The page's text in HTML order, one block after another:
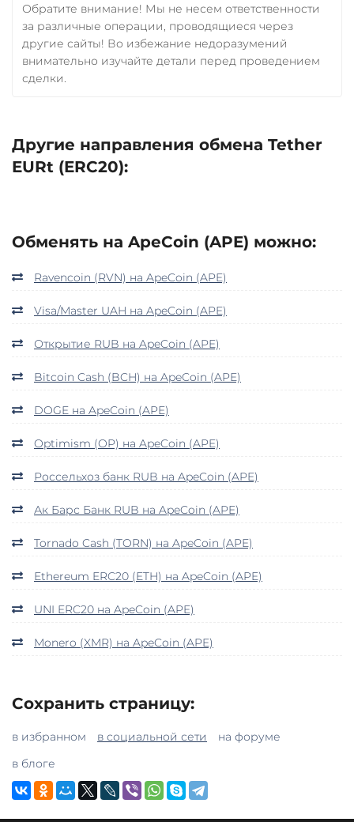
Обратите внимание! Мы не несем ответственности
за различные операции, проводящиеся через
другие сайты! Во избежание недоразумений
внимательно изучайте детали перед проведением
сделки.
Другие направления обмена Tether
EURt (ERC20):
Обменять на ApeCoin (APE) можно:
Ravencoin (RVN) на ApeCoin (APE)
Visa/Master UAH на ApeCoin (APE)
Открытие RUB на ApeCoin (APE)
Bitcoin Cash (BCH) на ApeCoin (APE)
DOGE на ApeCoin (APE)
Optimism (OP) на ApeCoin (APE)
Россельхоз банк RUB на ApeCoin (APE)
Ак Барс Банк RUB на ApeCoin (APE)
Tornado Cash (TORN) на ApeCoin (APE)
Ethereum ERC20 (ETH) на ApeCoin (APE)
UNI ERC20 на ApeCoin (APE)
Monero (XMR) на ApeCoin (APE)
Сохранить страницу:
в избранном в социальной сети
на форуме
в блоге